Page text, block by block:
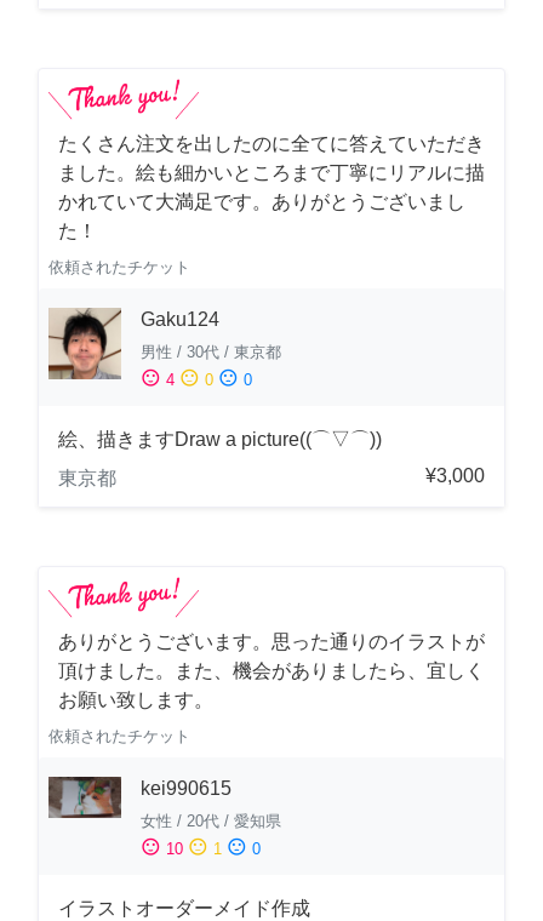
たくさん注文を出したのに全てに答えていただき
ました。絵も細かいところまで丁寧にリアルに描
かれていて大満足です。ありがとうございまし
た！
依頼されたチケット
Gaku124
男性 / 30代 / 東京都
sentiment_satisfied 4 sentiment_neutral 0 sentiment_dissatisfied 0
絵、描きますDraw a picture((⌒▽⌒))
東京都
¥3,000
ありがとうございます。思った通りのイラストが
頂けました。また、機会がありましたら、宜しく
お願い致します。
依頼されたチケット
kei990615
女性 / 20代 / 愛知県
sentiment_satisfied 10 sentiment_neutral 1 sentiment_dissatisfied 0
イラストオーダーメイド作成